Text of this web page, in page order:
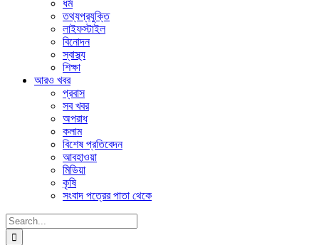
ধর্ম
তথ্যপ্রযুক্তি
লাইফস্টাইল
বিনোদন
স্বাস্থ্য
শিক্ষা
আরও খবর
প্রবাস
সব খবর
অপরাধ
কলাম
বিশেষ প্রতিবেদন
আবহাওয়া
মিডিয়া
কৃষি
সংবাদ পত্রের পাতা থেকে
Search
for: